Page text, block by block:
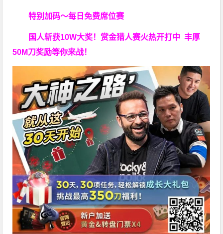
特别加码～每日免费席位赛
国人斩获10W大奖！ 赏金猎人赛火热开打中 丰厚
50M刀奖励等你来战！